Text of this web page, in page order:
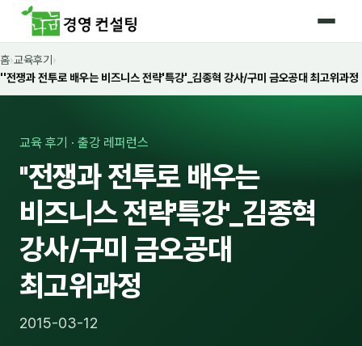
홈
🛡️ 법정 의무교육 4종
🤖 AI · IT 교육
📈 마케팅 · 영업
🤝 B2B 세일즈
💼 비즈니스 스킬
홈›교육후기 ›
''전쟁과 전투로 배우는 비즈니스 전략'특강'_김종혁 강사/구미 금오공대 최고위과정
교육 후기 · 출강 레퍼런스
''전쟁과 전투로 배우는
비즈니스 전략'특강'_김종혁
강사/구미 금오공대
최고위과정
2015-03-12